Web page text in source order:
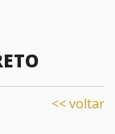
<< voltar